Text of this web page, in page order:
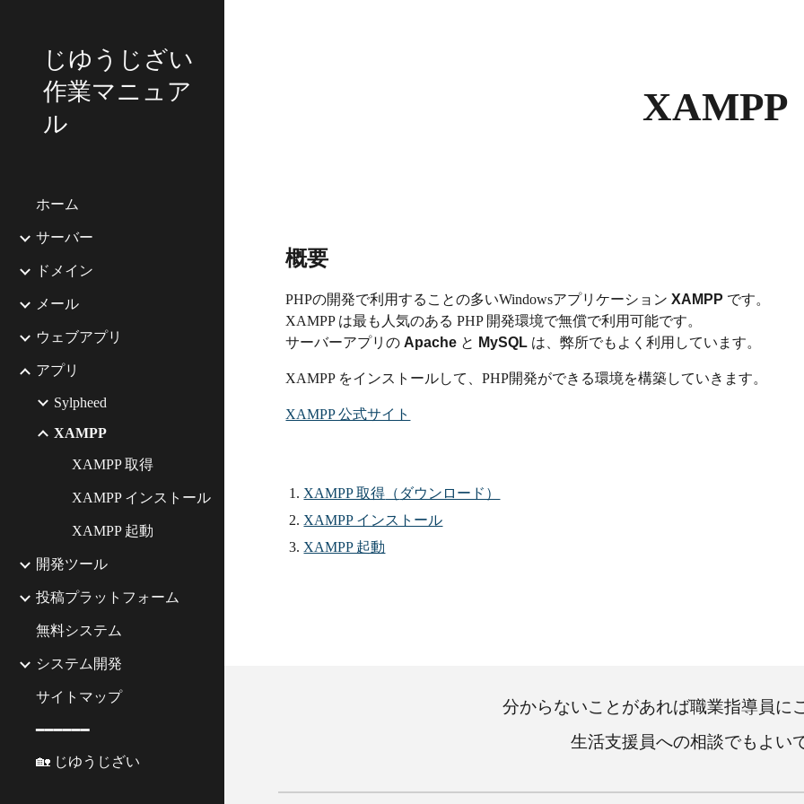
じゆうじざい
作業マニュア
ル
ホーム
サーバー
ドメイン
メール
ウェブアプリ
アプリ
Sylpheed
XAMPP
XAMPP 取得
XAMPP インストール
XAMPP 起動
開発ツール
投稿プラットフォーム
無料システム
システム開発
サイトマップ
━━━━━━
🏡 じゆうじざい
XAMPP
概要
PHPの開発で利用することの多いWindowsアプリケーションXAMPP です。
XAMPP は最も人気のある PHP 開発環境で無償で利用可能です。
サーバーアプリの Apache と MySQL は、弊所でもよく利用しています。
XAMPP をインストールして、PHP開発ができる環境を構築していきます。
XAMPP 公式サイト
XAMPP 取得 （ ダウンロード）
XAMPP インストール
XAMPP 起動
分からないことがあれば職業指導員に
生活支援員への相談でもよい